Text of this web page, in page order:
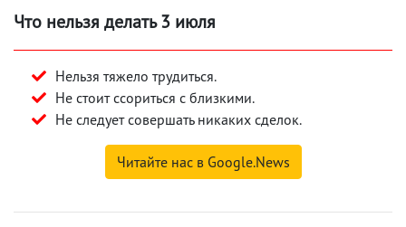
Что нельзя делать 3 июля
Нельзя тяжело трудиться.
Не стоит ссориться с близкими.
Не следует совершать никаких сделок.
Читайте нас в Google.News